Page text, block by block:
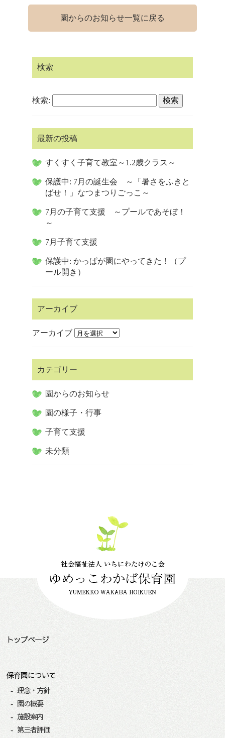
園からのお知らせ一覧に戻る
検索
検索:
最新の投稿
すくすく子育て教室～1.2歳クラス～
保護中: 7月の誕生会 ～「暑さをふきと
ばせ！」なつまつりごっこ～
7月の子育て支援 ～プールであそぼ！
～
7月子育て支援
保護中: かっぱが園にやってきた！（プ
ール開き）
アーカイブ
アーカイブ
カテゴリー
園からのお知らせ
園の様子・行事
子育て支援
未分類
トップページ
保育園について
理念・方針
園の概要
施設案内
第三者評価